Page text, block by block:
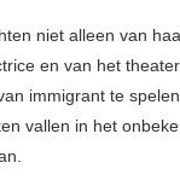
niet alleen van
en van het
immigrant te
vallen in het